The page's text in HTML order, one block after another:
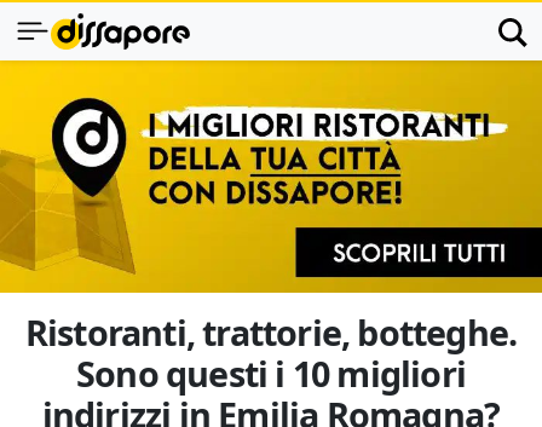
Ristoranti, trattorie, botteghe.
Sono questi i 10 migliori
indirizzi in Emilia Romagna?